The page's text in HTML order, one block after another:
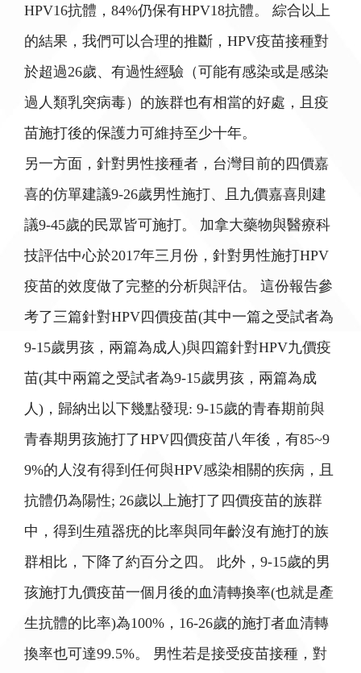
HPV16抗體，84%仍保有HPV18抗體。 綜合以上
的結果，我們可以合理的推斷，HPV疫苗接種對
於超過26歲、有過性經驗（可能有感染或是感染
過人類乳突病毒）的族群也有相當的好處，且疫
苗施打後的保護力可維持至少十年。
另一方面，針對男性接種者，台灣目前的四價嘉
喜的仿單建議9-26歲男性施打、且九價嘉喜則建
議9-45歲的民眾皆可施打。 加拿大藥物與醫療科
技評估中心於2017年三月份，針對男性施打HPV
疫苗的效度做了完整的分析與評估。 這份報告參
考了三篇針對HPV四價疫苗(其中一篇之受試者為
9-15歲男孩，兩篇為成人)與四篇針對HPV九價疫
苗(其中兩篇之受試者為9-15歲男孩，兩篇為成
人)，歸納出以下幾點發現: 9-15歲的青春期前與
青春期男孩施打了HPV四價疫苗八年後，有85~9
9%的人沒有得到任何與HPV感染相關的疾病，且
抗體仍為陽性; 26歲以上施打了四價疫苗的族群
中，得到生殖器疣的比率與同年齡沒有施打的族
群相比，下降了約百分之四。 此外，9-15歲的男
孩施打九價疫苗一個月後的血清轉換率(也就是產
生抗體的比率)為100%，16-26歲的施打者血清轉
換率也可達99.5%。 男性若是接受疫苗接種，對